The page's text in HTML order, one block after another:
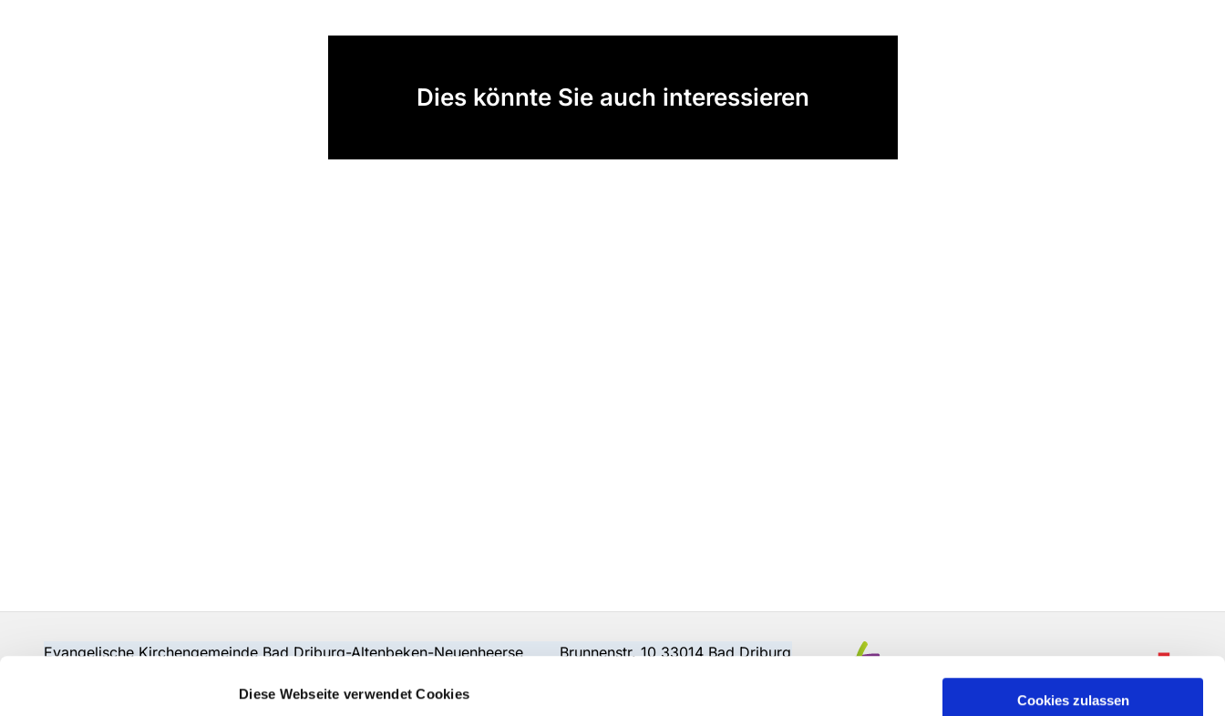
Diese Webseite verwendet Cookies
Cookies zulassen
Dies könnte Sie auch interessieren
Evangelische Kirchengemeinde Bad Driburg-Altenbeken-Neuenheerse Brunnenstr. 10 33014 Bad Driburg